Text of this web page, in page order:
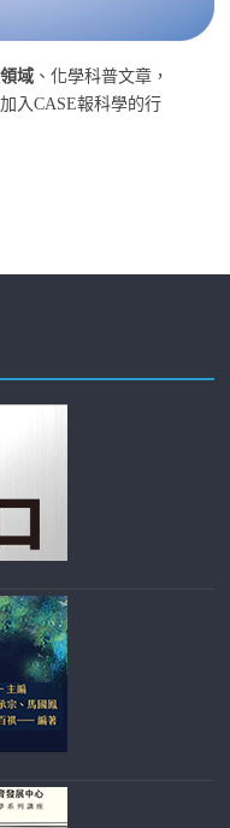
域 、化學科普文章，
入CASE報科學的行